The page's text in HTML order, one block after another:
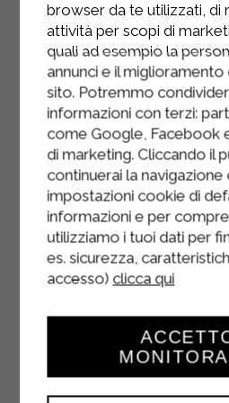
calamars cuits et
nouveau, le
curcuma, le sel, le
entier.
Bien mélanger le
tous les
transférer le
une poche à
Préchauffez le four à
statique, puis
petit plat à four (il
Farcissez les
et placez-les côte à
poêle.
browser da te utilizzati, di
attività per scopi di
quali ad esempio la
annunci e il miglioramento
sito. Potremmo
informazioni con terzi:
come Google, Facebook
di marketing. Cliccando il
continuerai la navigazione
impostazioni cookie di
informazioni e per
utilizziamo i tuoi dati per
es. sicurezza,
accesso) clicca qui